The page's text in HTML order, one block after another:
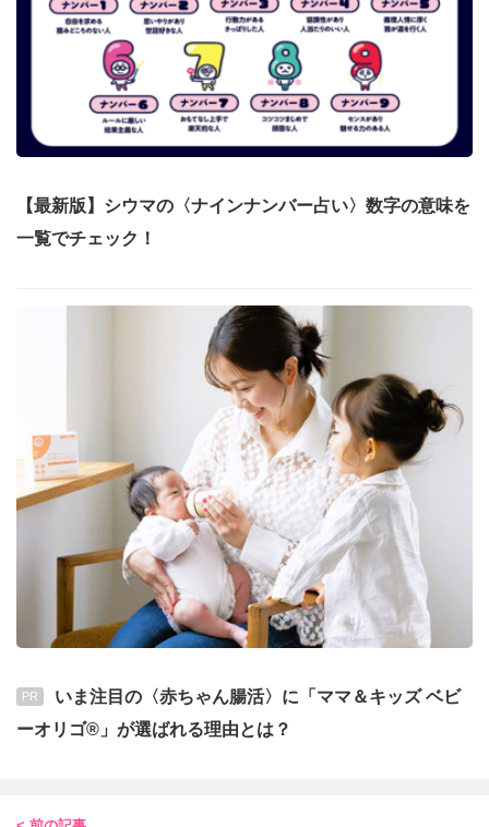
【最新版】シウマの〈ナインナンバー占い〉数字の意味を
一覧でチェック！
PR
いま注目の〈赤ちゃん腸活〉に「ママ＆キッズ ベビ
ーオリゴ®」が選ばれる理由とは？